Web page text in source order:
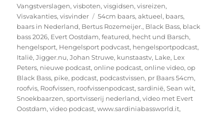
Vangstverslagen,visboten,visgidsen,visreizen,
Visvakanties,visvinder Tags
54cm baars,aktueel, baars,
baars in Nederland, Bertus Rozemeijer., Black Bass, black
bass 2026, Evert Oostdam,featured, hecht und Barsch,
hengelsport, Hengelsport podvcast, hengelsportpodcast,
Italië,Jigger.nu,Johan Struwe, kunstaastv, Lake, Lex
Peters, nieuwe podcast,online podcast,online video,op
Black Bass, pike, podcast, podcastvissen, pr Baars 54cm,
roofvis, Roofvissen, roofvissenpodcast,sardinië,Sean wit,
Snoekbaarzen,sportvisserij nederland,video met Evert
Oostdam,video podcast,www.sardiniabassworld.it,